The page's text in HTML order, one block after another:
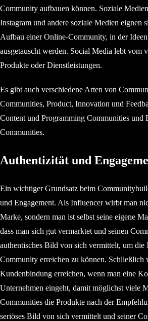
Community aufbauen können. Soziale
Instagram und andere soziale Medien eignen
Aufbau einer Online-Community, in der
ausgetauscht werden. Social Media lebt vom
Produkte oder Dienstleistungen.
Es gibt auch verschiedene Arten von
Communities, Product, Innovation und
Content und Programming Communities und
Communities.
Authentizität und
Ein wichtiger Grundsatz beim
und Engagement. Als Influencer wirbt man
Marke, sondern man ist selbst seine eigene
dass man sich gut vermarktet und seinen
authentisches Bild von sich vermittelt, um
Community erreichen zu können. Schließlich
Kundenbindung erreichen, wenn man eine
Unternehmen eingeht, damit möglichst viele
Communities die Produkte nach der
seriöses Bild von sich vermittelt und seiner